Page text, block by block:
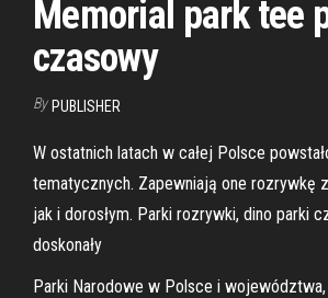
Memorial park tee
czasowy
By PUBLISHER
W ostatnich latach w całej Polsce
tematycznych. Zapewniają one rozrywkę
jak i dorosłym. Parki rozrywki, dino parki
doskonały
Parki Narodowe w Polsce i